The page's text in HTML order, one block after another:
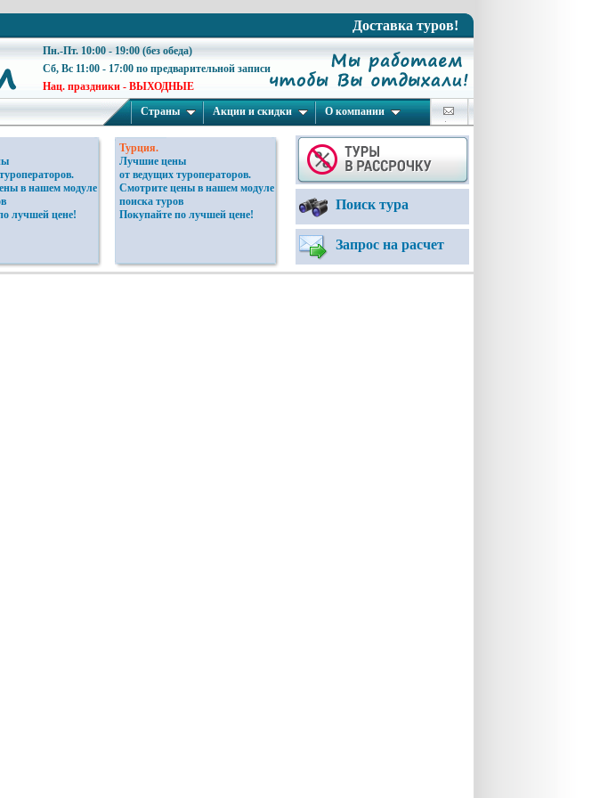
Доставка туров!
Пн.-Пт. 10:00 - 19:00 (без обеда)
Сб, Вс 11:00 - 17:00 по предварительной записи
Нац. праздники - ВЫХОДНЫЕ
Страны Акции и скидки О компании
в нашем модуле
лучшей цене!
Турция.
Лучшие цены
от ведущих туроператоров.
Смотрите цены в нашем модуле
поиска туров
Покупайте по лучшей цене!
Поиск тура
Запрос на расчет